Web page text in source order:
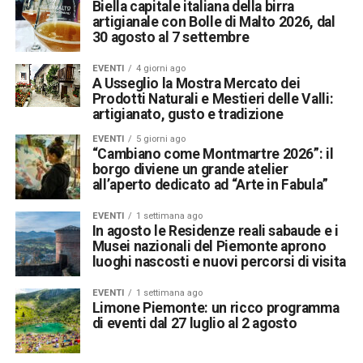
Biella capitale italiana della birra
artigianale con Bolle di Malto 2026, dal
30 agosto al 7 settembre
EVENTI 4 giorni ago
A Usseglio la Mostra Mercato dei
Prodotti Naturali e Mestieri delle Valli:
artigianato, gusto e tradizione
EVENTI 5 giorni ago
“Cambiano come Montmartre 2026”: il
borgo diviene un grande atelier
all’aperto dedicato ad “Arte in Fabula”
EVENTI 1 settimana ago
In agosto le Residenze reali sabaude e i
Musei nazionali del Piemonte aprono
luoghi nascosti e nuovi percorsi di visita
EVENTI 1 settimana ago
Limone Piemonte: un ricco programma
di eventi dal 27 luglio al 2 agosto